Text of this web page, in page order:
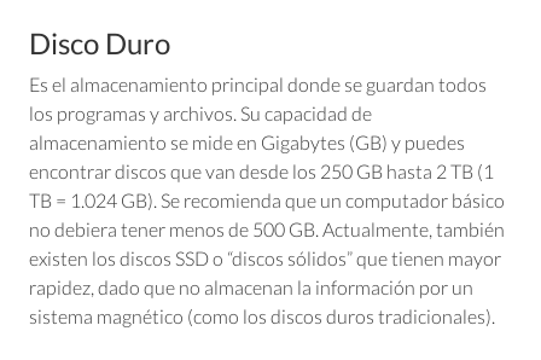
Disco Duro
Es el almacenamiento principal donde se guardan todos
los programas y archivos. Su capacidad de
almacenamiento se mide en Gigabytes (GB) y puedes
encontrar discos que van desde los 250 GB hasta 2 TB (1
TB = 1.024 GB). Se recomienda que un computador básico
no debiera tener menos de 500 GB. Actualmente, también
existen los discos SSD o “discos sólidos” que tienen mayor
rapidez, dado que no almacenan la información por un
sistema magnético (como los discos duros tradicionales).